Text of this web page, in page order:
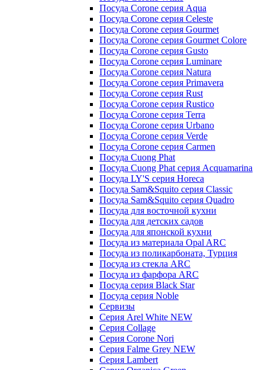
Посуда Corone серия Aqua
Посуда Corone серия Celeste
Посуда Corone серия Gourmet
Посуда Corone серия Gourmet Colore
Посуда Corone серия Gusto
Посуда Corone серия Luminare
Посуда Corone серия Natura
Посуда Corone серия Primavera
Посуда Corone серия Rust
Посуда Corone серия Rustico
Посуда Corone серия Terra
Посуда Corone серия Urbano
Посуда Corone серия Verde
Посуда Corone серия Сarmen
Посуда Cuong Phat
Посуда Cuong Phat серия Acquamarina
Посуда LY'S серия Horeca
Посуда Sam&Squito серия Classic
Посуда Sam&Squito серия Quadro
Посуда для восточной кухни
Посуда для детских садов
Посуда для японской кухни
Посуда из материала Opal ARC
Посуда из поликарбоната, Турция
Посуда из стекла ARC
Посуда из фарфора ARC
Посуда серия Black Star
Посуда серия Noble
Сервизы
Серия Arel White NEW
Серия Collage
Серия Corone Nori
Серия Falme Grey NEW
Серия Lambert